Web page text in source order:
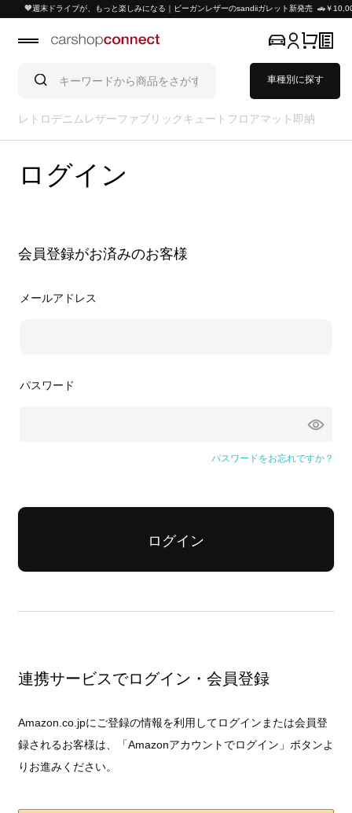
🧡週末ドライブが、もっと楽しみになる｜ビーガンレザーのsandiiガレット新発売 🚗￥
車種別に探す
レトロ デニム レザーファブリック キュート フロアマット 即納
ログイン
会員登録がお済みのお客様
メールアドレス
パスワード
ログイン
パスワードをお忘れですか？
連携サービスでログイン・会員登録
Amazon.co.jpにご登録の情報を利用してログインまたは会員登
録されるお客様は、「Amazonアカウントでログイン」ボタンよ
りお進みください。